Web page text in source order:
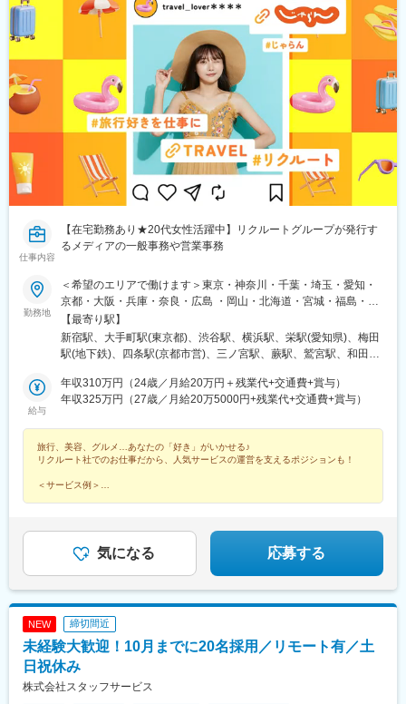
国道駅、平沼橋駅、蒔田駅、新杉田駅、センター北駅、宮前平
駅、高島町駅、伊勢佐木長者町駅、桜木町駅、鶴見駅、北茅ケ崎
駅、京急川崎駅、登戸駅、本八幡駅(都営線)、市川駅、千葉駅、西
船橋駅、本川越駅、野江内代駅、海老江駅、西長堀駅、谷町九丁
目駅、ＪＲ難波駅、新深江駅、千林駅、松虫駅、住吉東駅、今川
駅(大阪府)、天下茶屋駅、今福鶴見駅、安立町駅、出戸駅、中崎町
駅、谷町四丁目駅、大阪天満宮駅、本町駅、大阪難波駅、大小路
駅、心斎橋駅、高槻市駅、千里中央駅(大阪モノレール)、鳴滝駅、
六地蔵駅(奈良線)、二条城前駅、観月橋駅、南公園駅、摂津本山
駅、湊川駅、神戸三宮駅(阪急・神戸高速)、春日野道駅(阪急線)、
新長田駅、中山観音駅、紀伊中ノ島駅、商工センター入口駅、聖
マリア病院前駅、東中間駅、佐世保中央駅、西鉄香椎駅、金山駅
駅、松屋町駅、京王八王子駅、布田駅、南阿佐ケ谷駅、南新宿
駅、新大阪駅、名鉄名古屋駅、天神駅、旭橋駅、六本木一丁目
(東京都)、京成関屋駅、御徒町駅、大森海岸駅、銀座一丁目駅、茅
場町駅、馬喰町駅、東池袋駅、曳舟駅、西横浜駅、横浜駅、日本
大通り駅、馬車道駅、市川真間駅、鬼越駅、京成千葉駅、川越市
駅、野田駅(阪神線)、四天王寺前夕陽ケ丘駅、大国町駅、森小路
駅、昭和町駅(大阪府)、針中野駅、花園町駅、細井川駅、梅田駅
駅、花田口駅、撮影所前駅、六地蔵駅(京阪線)、桃山御陵前駅、市
民広場駅、三宮・花時計前駅、板宿駅、新井口駅、香椎宮前駅、
駅、堺駅、深井駅、石津川駅、栂・美木多駅、新金岡駅、北野田
駅、石橋阪大前駅、大阪城北詰駅、なんば駅(地下鉄)、西大橋駅、
弁天町駅、北千里駅、曽根駅(大阪府)、南摂津駅、大日駅、長堀橋
駅、枚方公園駅、高槻駅、りんくうタウン駅、八尾南駅、千里中
央駅(北大阪急行)、古川橋駅、伏見桃山駅、馬堀駅、淀駅、松井山
手駅、常盤駅(京都府)、西京極駅、醍醐駅(京都府)、六地蔵駅(京都
市営)、洛西口駅、二条駅、五条駅(京都市営)、上鳥羽口駅、貴船
口駅、桃山駅、大池駅、中埠頭駅、星の駅、岡本駅(兵庫県)、滝の
茶屋駅、湊川公園駅、山陽天満駅、旧居留地・大丸前駅、三木駅
(神戸電鉄線)、本竜野駅、仁川駅、学園都市駅、春日野道駅(阪神
線)、西代駅、箕谷駅、夢前川駅、中山寺駅、大久保駅(兵庫県)、
学研奈良登美ケ丘駅、近江八幡駅、草津駅(滋賀県)、石山駅、近江
神宮前駅、南彦根駅、中松江駅、和歌山駅、紀ノ川駅、木太町
駅、新居浜駅、井口駅(広島県)、ししぶ駅、遠賀野駅、花畑駅、宇
美駅、行橋駅、赤間駅、西鉄柳川駅、筑前前原駅、蒲池駅(福岡
県)、飯塚駅、大保駅、笹原駅、瀬高駅、春日原駅、羽犬塚駅、上
県)、南大分駅、佐世保駅、諫早駅、幸駅、光の森駅、八代駅、鳥
栖駅、武雄温泉駅、宮崎駅、西都城駅、上塩屋駅、枕崎駅、国分
駅(鹿児島県)、香椎駅、今宿駅、次郎丸駅、茶山駅(福岡県)、赤嶺
駅、てだこ浦西駅、首里駅、中村公園駅、上飯田駅、浄心駅、覚
王山駅、高蔵寺駅、新静岡駅、柳川駅、日赤病院前駅、陸前高砂
駅、青梅駅、阿佐ケ谷駅、水戸駅、男川駅、大須観音駅、名電山
中駅、鳴海駅、苅安賀駅、大垣駅、二十軒駅、四日市駅、津駅、
駅、南方駅(大阪府)、米野駅、西鉄福岡駅、虎ノ門ヒルズ駅、高輪
ゲートウェイ駅、赤羽橋駅、汐留駅、溜池山王駅、浜松町駅、西
日暮里駅、代官山駅、西早稲田駅、新宿御苑前駅、西太子堂駅、
桜田門駅、秋葉原駅、二重橋前駅、半蔵門駅、新日本橋駅、水道
大崎広小路駅、吉祥寺駅、池袋駅、赤羽岩淵駅、とうきょうスカ
イツリー駅、住吉駅(東京都)、祐天寺駅、国道駅、平沼橋駅、蒔田
駅、新杉田駅、センター北駅、宮前平駅、高島町駅、伊勢佐木長
駅、西長堀駅、谷町九丁目駅、ＪＲ難波駅、新深江駅、千林駅、
松虫駅、住吉東駅、今川駅(大阪府)、天下茶屋駅、今福鶴見駅、安
立町駅、出戸駅、中崎町駅、谷町四丁目駅、大阪天満宮駅、本町
駅、大阪難波駅、大小路駅、心斎橋駅、高槻市駅、千里中央駅(大
阪モノレール)、鳴滝駅、六地蔵駅(奈良線)、二条城前駅、観月橋
駅、南公園駅、摂津本山駅、湊川駅、神戸三宮駅(阪急・神戸高
仕事内容
【在宅勤務あり★20代女性活躍中】リクルートグループが発行す
るメディアの一般事務や営業事務
勤務地
＜希望のエリアで働けます＞東京・神奈川・千葉・埼玉・愛知・
京都・大阪・兵庫・奈良・広島 ・岡山・北海道・宮城・福島・新
潟・茨城・栃木・群馬・石川・富山・長野・静岡・岐阜・三重・
滋賀・香川・愛媛・山口・福岡・熊本・長崎・鹿児島◆転居を伴
う転勤なし◆配属先は通える範囲で希望を考慮して決定◆駅チカ
リモートワーク導入企業も◆20代の女性を中心に活躍中＜配属先
例＞カネボウ化粧品、KDDI、一休、リクルートグループ、
ループ、パナソニックグループ関西：三菱重工業、ローム、住友
ゴム工業、広島：広島ホームテレビ、マツダロジスティクスな
ど、配属先は大手有名企業やグループ会社が中心。4295名以上が
就業先企業の直接雇用へ！（2026年3月末実績）入社後平均2年で
就業条件明示書で明示します）※自動車通勤OK（エリア・配属先
によって変動）
【最寄り駅】
新宿駅、大手町駅(東京都)、渋谷駅、横浜駅、栄駅(愛知県)、梅田
駅(地下鉄)、四条駅(京都市営)、三ノ宮駅、蕨駅、鷲宮駅、和田岬
流山おおたかの森駅、淀屋橋駅、与野駅、有楽町駅、薬院大通
駅、薬院駅、門沢橋駅、門前仲町駅、門司港駅、明石駅、名鉄名
駅、旭川駅、大谷地駅、新さっぽろ駅、豊田市駅、豊洲駅、豊橋
駅、宝町駅(東京都)、平和通駅、平塚駅、平間駅、兵庫駅、福岡空
港駅(鉄道)、伏見駅(愛知県)、武蔵中原駅、武蔵新城駅、武蔵小杉
駅、武蔵浦和駅、浜町駅、浜松町駅、恵比寿駅、姫路駅、備前西
(東京都)、八丁堀駅(広島県)、白山駅(新潟県)、柏駅、博多駅、南
行徳駅、播磨町駅、日野駅(滋賀県)、日本大通り駅、日本橋駅(東
京都)、日比谷駅、南方駅(大阪府)、南船橋駅、大通駅、南仙台
駅、東海通駅、島氏永駅、土橋駅(愛知県)、土浦駅、田町駅(東京
都)、田崎橋駅、天満橋駅、天満駅、天神橋筋六丁目駅、天神駅、
鶴見駅、鶴間駅、通町筋駅、追浜駅、長堀橋駅、長田駅(大阪府)、
長岡京駅、朝霞駅、中野坂上駅、中野栄駅、中電前駅、中津駅(地
下鉄)、中洲川端駅、中筋駅、竹田駅(京都府)、竹橋駅、池袋駅、
旦過駅、谷町四丁目駅、西１１丁目駅、大曽根駅、大森駅(東京
給与
年収310万円（24歳／月給20万円＋残業代+交通費+賞与）
年収325万円（27歳／月給20万5000円+残業代+交通費+賞与）
旅行、美容、グルメ…あなたの「好き」がいかせる♪
リクルート社でのお仕事だから、人気サービスの運営を支えるポジションも！
＜サービス例＞
気になる 応募する
NEW 締切間近
未経験大歓迎！10月までに20名採用／リモート有／土
日祝休み
株式会社スタッフサービス